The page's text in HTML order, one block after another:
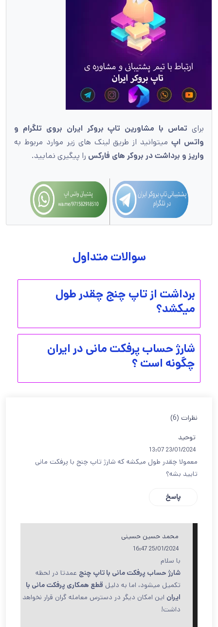
برای تماس با مشاورین تاپ بروکر ایران بروی تلگرام و
واتس اپمیتوانید از طریق لینک های زیر موارد مربوط به
واریز و برداشت در بروکر های فارکس را پیگیری نمایید.
سوالات متداول
برداشت از تاپ چنج چقدر طول
میکشد؟
شارژ حساب پرفکت مانی در ایران
چگونه است ؟
نظرات (6)
توحید
23/01/2024 13:07
معمولا چقدر طول میکشه که شارژ تاپ چنج با پرفکت مانی
تایید بشه؟
پاسخ
محمد حسین حسینی
25/01/2024 16:47
با سلام
شارژ حساب پرفکت مانی با تاپ چنج عمدتا در لحظه
تکمیل میشود، اما به دلیل قطع همکاری پرفکت مانی با
ایران این امکان دیگر در دسترس معامله گران قرار نخواهد
داشت!